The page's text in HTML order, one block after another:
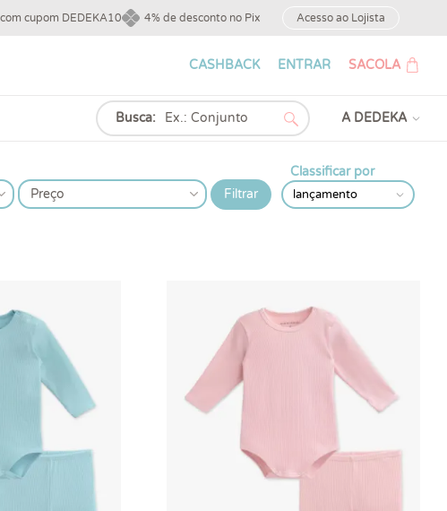
cupom DEDEKA10 4% de desconto no Pix Acesso ao Lojista
CASHBACK ENTRAR SACOLA
A DEDEKA
Busca:
Preço
Classificar por